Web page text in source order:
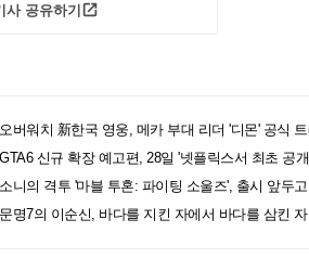
사 공유하기
오버워치 新한국 영웅, 메카 부대 리더 '디몬' 공식
GTA6 신규 확장 예고편, 28일 '넷플릭스서 최초 공
소니의 격투 '마블 투혼: 파이팅 소울즈', 출시 앞두
문명7의 이순신, 바다를 지킨 자에서 바다를 삼킨